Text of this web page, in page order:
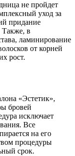
не пройдет
уход за
придание
Также, в
ламинирование
от корней
рост.
«Эстетик»,
бровей
исключает
Все
на его
процедуры
срок.